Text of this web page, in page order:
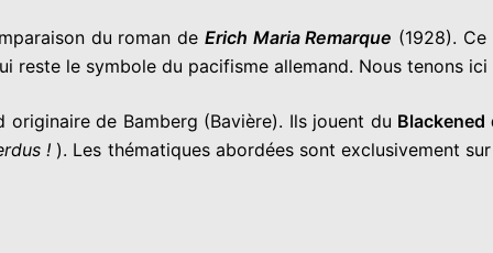
du roman de Erich Maria Remarque (1928).
le symbole du pacifisme allemand. Nous tenons
de Bamberg (Bavière). Ils jouent du Blackened
! ). Les thématiques abordées sont exclusivement